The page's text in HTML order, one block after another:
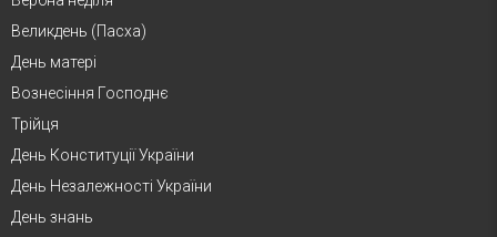
Великдень (Пасха)
День матері
Вознесіння Господнє
Трійця
День Конституції України
День Незалежності України
День знань